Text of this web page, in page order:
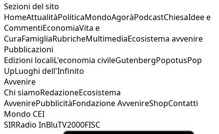
Sezioni del sito
HomeAttualitàPoliticaMondoAgoràPodcastChiesaIdee e
CommentiEconomiaVita e
CuraFamigliaRubricheMultimediaEcosistema avvenire
Pubblicazioni
Edizioni localiL'economia civileGutenbergPopotusPop
UpLuoghi dell'Infinito
Avvenire
Chi siamoRedazioneEcosistema
AvvenirePubblicitàFondazione AvvenireShopContatti
Mondo CEI
SIRRadio InBluTV2000FISC